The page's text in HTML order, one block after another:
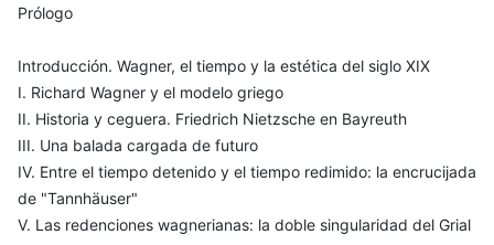
Prólogo
Introducción. Wagner, el tiempo y la estética del siglo XIX
I. Richard Wagner y el modelo griego
II. Historia y ceguera. Friedrich Nietzsche en Bayreuth
III. Una balada cargada de futuro
IV. Entre el tiempo detenido y el tiempo redimido: la encrucijada
de "Tannhäuser"
V. Las redenciones wagnerianas: la doble singularidad del Grial